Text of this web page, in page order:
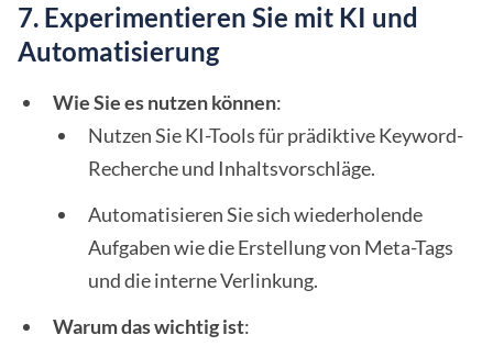
7. Experimentieren Sie mit KI und
Automatisierung
Wie Sie es nutzen können:
Nutzen Sie KI-Tools für prädiktive Keyword-
Recherche und Inhaltsvorschläge.
Automatisieren Sie sich wiederholende
Aufgaben wie die Erstellung von Meta-Tags
und die interne Verlinkung.
Warum das wichtig ist: